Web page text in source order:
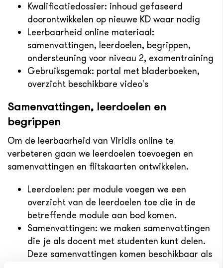
Kwalificatiedossier: inhoud gefaseerd
doorontwikkelen op nieuwe KD waar nodig
Leerbaarheid online materiaal:
samenvattingen, leerdoelen, begrippen,
ondersteuning voor niveau 2, examentraining
Gebruiksgemak: portal met bladerboeken,
overzicht beschikbare video's
Samenvattingen, leerdoelen en
begrippen
Om de leerbaarheid van Viridis online te
verbeteren gaan we leerdoelen toevoegen en
samenvattingen en flitskaarten ontwikkelen.
Leerdoelen: per module voegen we een
overzicht van de leerdoelen toe die in de
betreffende module aan bod komen.
Samenvattingen: we maken samenvattingen
die je als docent met studenten kunt delen.
Deze samenvattingen komen beschikbaar als